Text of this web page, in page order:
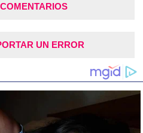
COMENTARIOS
UN ERROR